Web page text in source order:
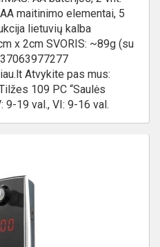
maitinimo elementai, 5
lietuvių kalba
x 2cm SVORIS: ~89g (su
Atvykite pas mus:
109 PC “Saulės
9-19 val., VI: 9-16 val.